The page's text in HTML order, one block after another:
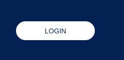
LOGIN